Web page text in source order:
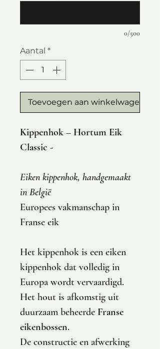
0/500
Aantal *
Toevoegen aan winkelwagen
Kippenhok – Hortum Eik
Classic -
Eiken kippenhok, handgemaakt
in België
Europees vakmanschap in
Franse eik
Het kippenhok is een eiken
kippenhok dat volledig in
Europa wordt vervaardigd.
Het hout is afkomstig uit
duurzaam beheerde Franse
eikenbossen.
De constructie en afwerking